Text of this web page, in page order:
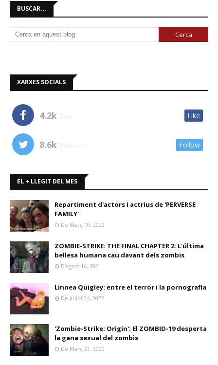
BUSCAR...
XARXES SOCIALS
4.2k Like
8.6k Follow
EL + LLEGIT DEL MES
Repartiment d'actors i actrius de 'PERVERSE
FAMILY'
De Març 10, 2022
ZOMBIE-STRIKE: THE FINAL CHAPTER 2: L'última
bellesa humana cau davant dels zombis
D’agost 16, 2021
Linnea Quigley: entre el terror i la pornografia
De Juliol 04, 2022
'Zombie-Strike: Origin': El ZOMBID-19 desperta
la gana sexual del zombis
De Març 21, 2020